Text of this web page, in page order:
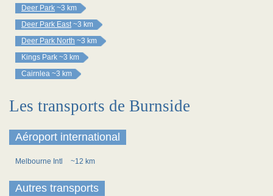
Deer Park ~3 km
Deer Park East ~3 km
Deer Park North ~3 km
Kings Park ~3 km
Cairnlea ~3 km
Les transports de Burnside
Aéroport international
Melbourne Intl ~12 km
Autres transports